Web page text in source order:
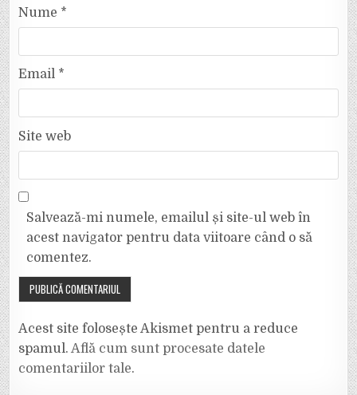
Nume *
Email *
Site web
Salvează-mi numele, emailul și site-ul web în
acest navigator pentru data viitoare când o să
comentez.
Acest site folosește Akismet pentru a reduce
spamul.Află cum sunt procesate datele
comentariilor tale.